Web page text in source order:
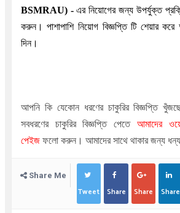
BSMRAU)- এর নিয়োগের জন্য উপর্যুক্ত
করুন। পাশাপাশি নিয়োগ বিজ্ঞপ্তি টি শেয়ার করে
দিন।
আপনি কি যেকোন ধরণের চাকুরির বিজ্ঞপ্তি
সবধরণের চাকুরির বিজ্ঞপ্তি পেতে
আমাদের
পেইজফলো করুন। আমাদের সাথে থাকার জন্য
Share Me
Tweet Share Share Share